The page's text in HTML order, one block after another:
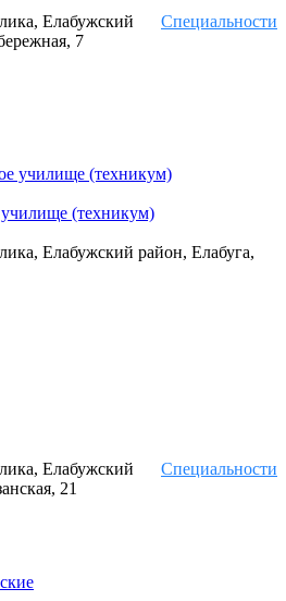
Специальности
Елабужский
7
(техникум)
Елабужский район, Елабуга,
Специальности
Елабужский
21